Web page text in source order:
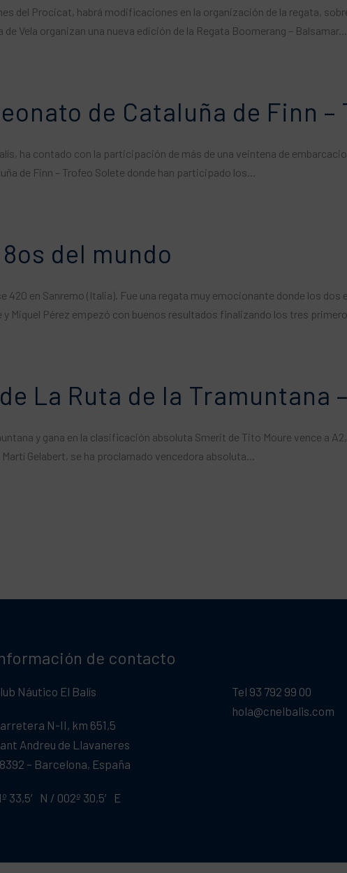
del Procicat, habrá modificaciones en la organización de la regata,
Vela organizan una nueva edición de la Regata Boomerang – Balsamar...
de Cataluña de Finn –
ha contado con la participación de más de una veintena de
de Finn – Trofeo Solete donde han participado los...
del mundo
420 en Sanremo (Italia). Fue una regata muy emocionante donde los
Pérez empezó con buenos resultados finalizando los tres
La Ruta de la Tramuntana
y gana en la clasificación absoluta Smerit de Tito Moure vence a
Gelabert, se ha proclamado vencedora absoluta...
de contacto
Náutico El Balís
N-II, km 651,5
Andreu de Llavaneres
– Barcelona, España
33,5′ N / 002º 30,5′ E
Tel 93 792 99 00
hola@cnelbalis.com